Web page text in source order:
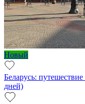
Новый
Беларусь:
дней)